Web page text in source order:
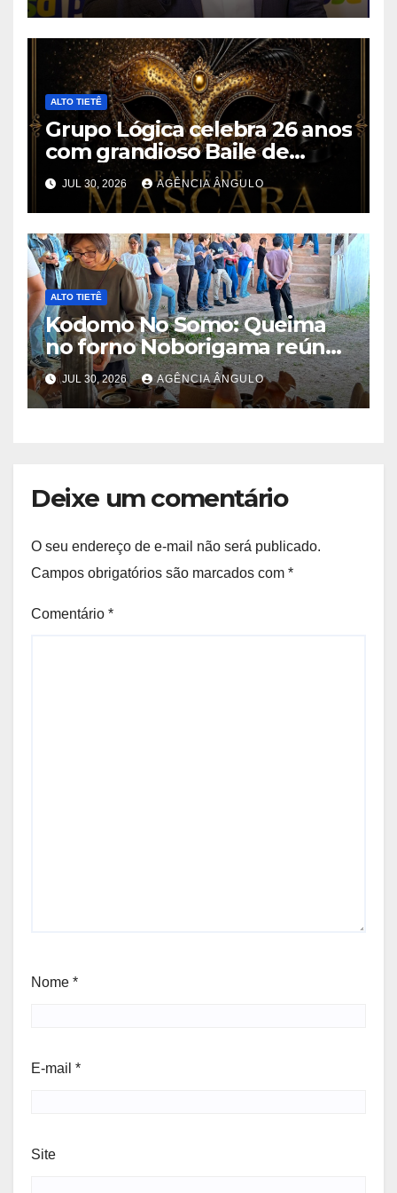
Paulo
ALTO TIETÊ
Grupo Lógica celebra 26 anos
com grandioso Baile de
Máscaras em Suzano
JUL 30, 2026 AGÊNCIA ÂNGULO
ALTO TIETÊ
Kodomo No Somo: Queima
no forno Noborigama reúne
trabalhos de 35 ceramistas
JUL 30, 2026 AGÊNCIA ÂNGULO
Deixe um comentário
O seu endereço de e-mail não será publicado.
Campos obrigatórios são marcados com *
Comentário *
Nome *
E-mail *
Site